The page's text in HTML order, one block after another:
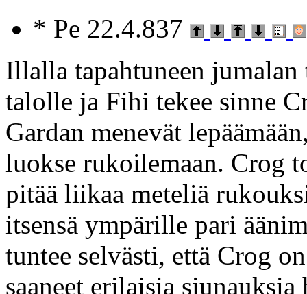
* Pe 22.4.837
Illalla tapahtuneen
talolle ja Fihi tekee sinne
Gardan menevät
luokse rukoilemaan. Crog
pitää liikaa meteliä
itsensä ympärille pari
tuntee selvästi, että Crog
saaneet erilaisia siunauksia